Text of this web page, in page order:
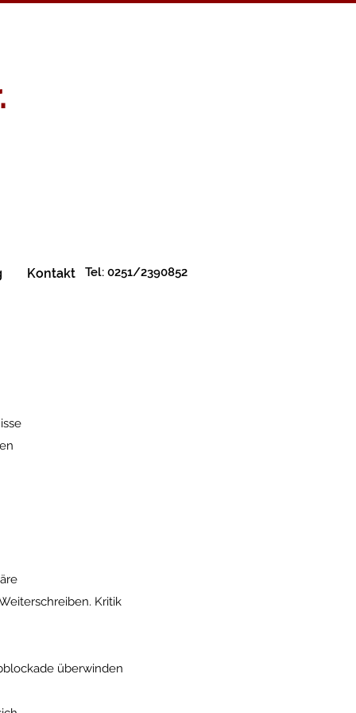
Kontakt Tel: 0251/2390852
Kritik
überwinden